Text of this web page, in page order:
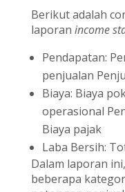
Berikut adalah
laporan income
Pendapatan:
penjualan
Biaya: Biaya
operasional
Biaya pajak
Laba Bersih:
Dalam laporan
beberapa